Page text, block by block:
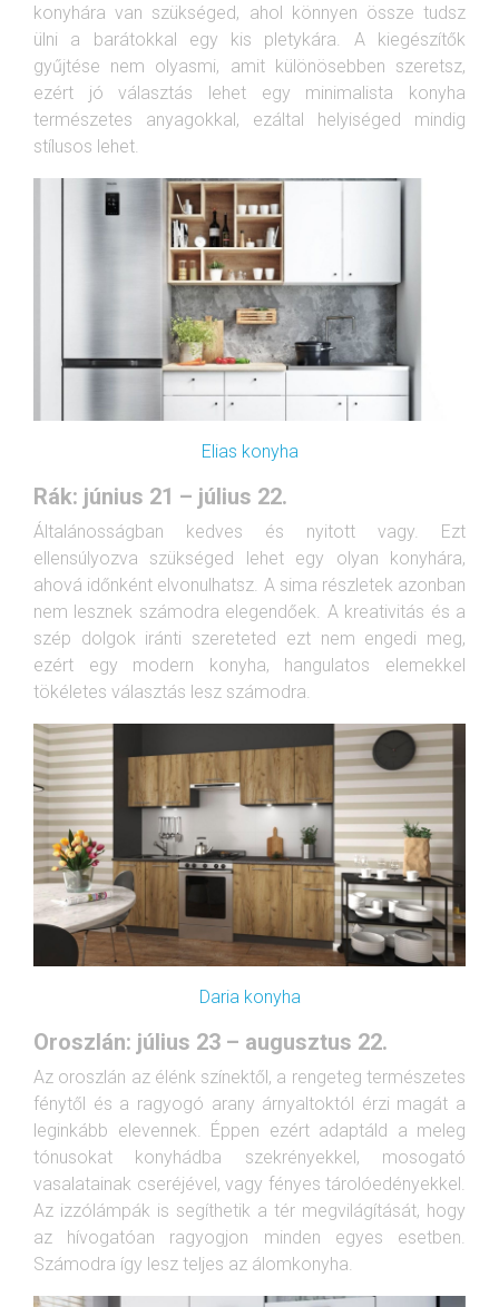
konyhára van szükséged, ahol könnyen össze tudsz
ülni a barátokkal egy kis pletykára. A kiegészítők
gyűjtése nem olyasmi, amit különösebben szeretsz,
ezért jó választás lehet egy minimalista konyha
természetes anyagokkal, ezáltal helyiséged mindig
stílusos lehet.
Elias konyha
Rák: június 21 – július 22.
Általánosságban kedves és nyitott vagy. Ezt
ellensúlyozva szükséged lehet egy olyan konyhára,
ahová időnként elvonulhatsz. A sima részletek azonban
nem lesznek számodra elegendőek. A kreativitás és a
szép dolgok iránti szereteted ezt nem engedi meg,
ezért egy modern konyha, hangulatos elemekkel
tökéletes választás lesz számodra.
Daria konyha
Oroszlán: július 23 – augusztus 22.
Az oroszlán az élénk színektől, a rengeteg természetes
fénytől és a ragyogó arany árnyaltoktól érzi magát a
leginkább elevennek. Éppen ezért adaptáld a meleg
tónusokat konyhádba szekrényekkel, mosogató
vasalatainak cseréjével, vagy fényes tárolóedényekkel.
Az izzólámpák is segíthetik a tér megvilágítását, hogy
az hívogatóan ragyogjon minden egyes esetben.
Számodra így lesz teljes az álomkonyha.